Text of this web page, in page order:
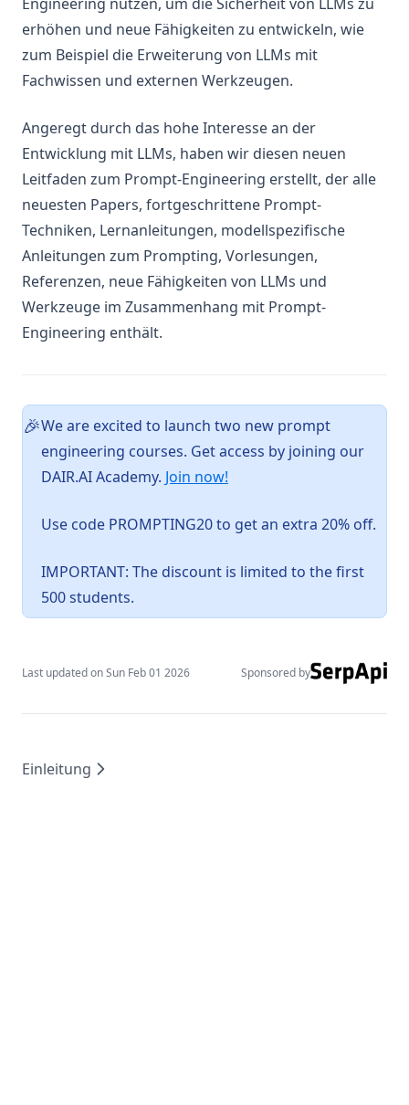
Werkzeuge & Bibliotheken
Notebooks
Datensätze
Zusatzlektüre
Über
Course
Services
agents
Introduction to Agents
Agent Components
AI Workflows vs AI Agents
Function Calling
Deep Agents
courses
guides
OpenAI Deep Research
Reasoning LLMs
Context Engineering Guide
erhöhen und neue Fähigkeiten zu entwickeln, wie
zum Beispiel die Erweiterung von LLMs mit
Fachwissen und externen Werkzeugen.
Angeregt durch das hohe Interesse an der
Entwicklung mit LLMs, haben wir diesen neuen
Leitfaden zum Prompt-Engineering erstellt, der alle
neuesten Papers, fortgeschrittene Prompt-
Techniken, Lernanleitungen, modellspezifische
Anleitungen zum Prompting, Vorlesungen,
Referenzen, neue Fähigkeiten von LLMs und
Werkzeuge im Zusammenhang mit Prompt-
Engineering enthält.
🎉We are excited to launch two new prompt
engineering courses. Get access by joining our
DAIR.AI Academy. Join now!
Use code PROMPTING20 to get an extra 20% off.
IMPORTANT: The discount is limited to the first
500 students.
Last updated onSun Feb 01 2026 Sponsored by
Einleitung